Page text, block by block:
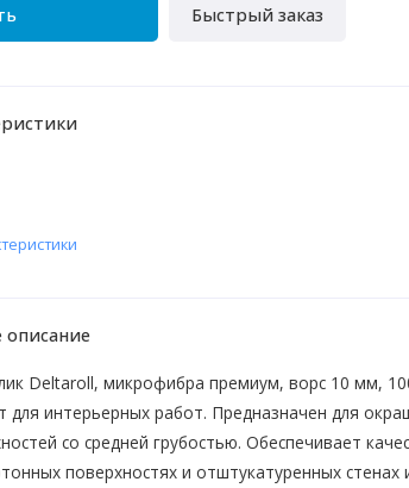
Быстрый заказ
описание
Deltaroll, микрофибра премиум, ворс 10 мм,
для интерьерных работ. Предназначен для
со средней грубостью. Обеспечивает
поверхностях и отштукатуренных стенах